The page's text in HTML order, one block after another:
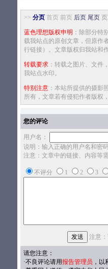
>> 分页 首页 前页 后页 尾页 页
蓝色理想版权申明 ：除部分特
载我站点的原创文章，但原作
行链接）。文章版权归我站和
转载要求 ：转载之图片、文件
我站点水印。
特别注意 ：本站所提供的摄影
所有，文章若有侵犯作者版权
您的评论
用户名：
说明：输入正确的用户名和密
注意：文章中的链接、内容等
不评分 1 2 3
注意
请您注意：
·不良评论请用报告管理员 ，以